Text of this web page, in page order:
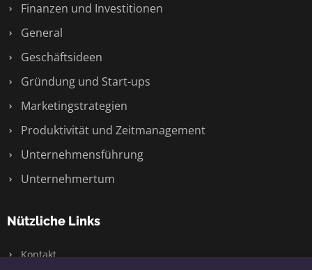
Finanzen und Investitionen
General
Geschäftsideen
Gründung und Start-ups
Marketingstrategien
Produktivität und Zeitmanagement
Unternehmensführung
Unternehmertum
Nützliche Links
Kontakt